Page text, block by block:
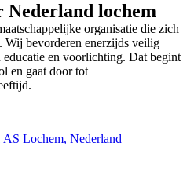
lochem
organisatie die zich
Wij bevorderen enerzijds veilig
en voorlichting. Dat begint
en gaat door tot
Lochem, Nederland